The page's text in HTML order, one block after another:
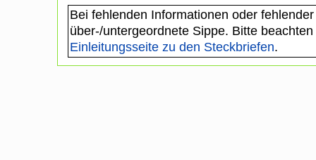
Bei fehlenden Informationen oder
über-/untergeordnete Sippe. Bitte
Einleitungsseite zu den Steckbriefen.